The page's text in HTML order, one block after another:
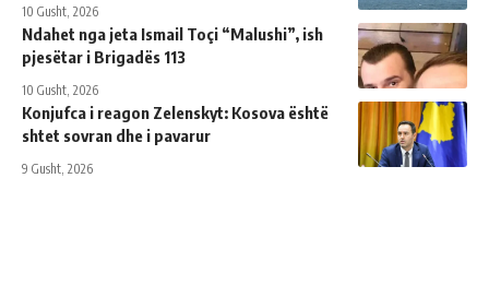
10 Gusht, 2026
Ndahet nga jeta Ismail Toçi “Malushi”, ish
pjesëtar i Brigadës 113
10 Gusht, 2026
Konjufca i reagon Zelenskyt: Kosova është
shtet sovran dhe i pavarur
9 Gusht, 2026